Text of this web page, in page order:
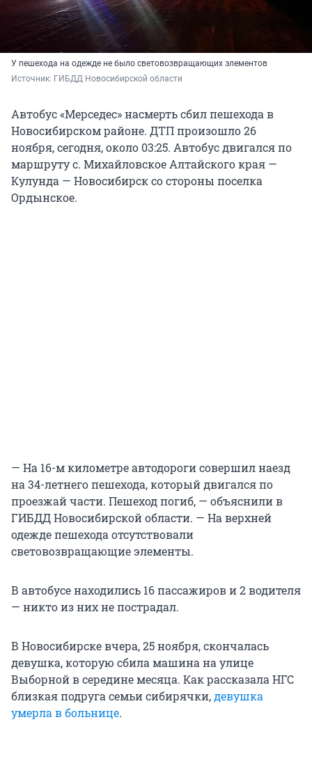
У пешехода на одежде не было световозвращающих элементов
Источник: ГИБДД Новосибирской области
Автобус «Мерседес» насмерть сбил пешехода в
Новосибирском районе. ДТП произошло 26
ноября, сегодня, около 03:25. Автобус двигался по
маршруту с. Михайловское Алтайского края —
Кулунда — Новосибирск со стороны поселка
Ордынское.
— На 16-м километре автодороги совершил наезд
на 34-летнего пешехода, который двигался по
проезжай части. Пешеход погиб, — объяснили в
ГИБДД Новосибирской области. — На верхней
одежде пешехода отсутствовали
световозвращающие элементы.
В автобусе находились 16 пассажиров и 2 водителя
— никто из них не пострадал.
В Новосибирске вчера, 25 ноября, скончалась
девушка, которую сбила машина на улице
Выборной в середине месяца. Как рассказала НГС
близкая подруга семьи сибирячки,девушка
умерла в больнице.